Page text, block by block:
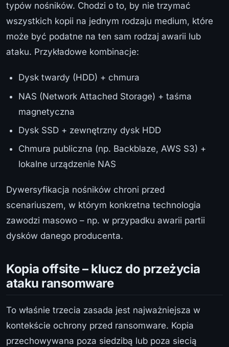
typów nośników. Chodzi o to, by nie trzymać
wszystkich kopii na jednym rodzaju medium, które
może być podatne na ten sam rodzaj awarii lub
ataku. Przykładowe kombinacje:
Dysk twardy (HDD) + chmura
NAS (Network Attached Storage) + taśma
magnetyczna
Dysk SSD + zewnętrzny dysk HDD
Chmura publiczna (np. Backblaze, AWS S3) +
lokalne urządzenie NAS
Dywersyfikacja nośników chroni przed
scenariuszem, w którym konkretna technologia
zawodzi masowo – np. w przypadku awarii partii
dysków danego producenta.
Kopia offsite – klucz do przeżycia
ataku ransomware
To właśnie trzecia zasada jest najważniejsza w
kontekście ochrony przed ransomware. Kopia
przechowywana poza siedzibą lub poza siecią